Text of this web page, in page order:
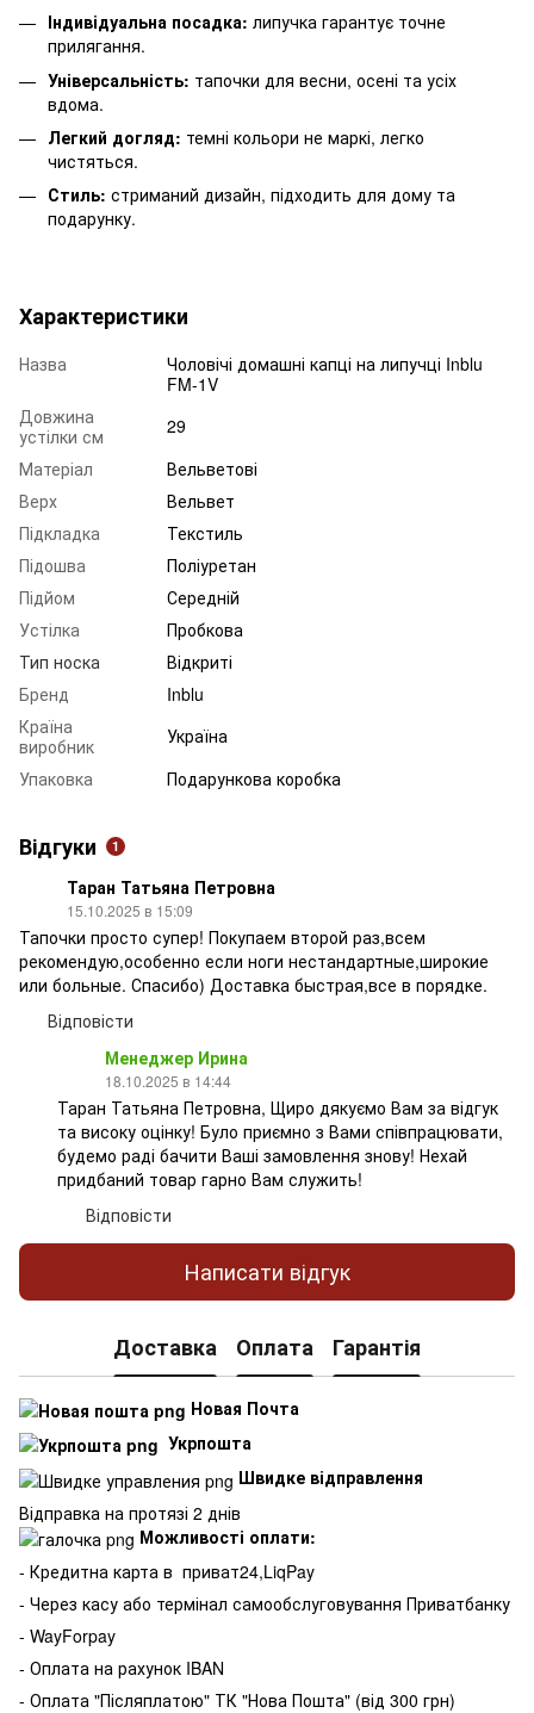
Індивідуальна посадка: липучка гарантує точне
прилягання.
Універсальність: тапочки для весни, осені та усіх
вдома.
Легкий догляд: темні кольори не маркі, легко
чистяться.
Стиль: стриманий дизайн, підходить для дому та
подарунку.
Характеристики
Назва
Чоловічі домашні капці на липучці Inblu
FM-1V
Довжина
устілки см
29
Матеріал
Вельветові
Верх
Вельвет
Підкладка
Текстиль
Підошва
Поліуретан
Підйом
Середній
Устілка
Пробкова
Тип носка
Відкриті
Бренд
Inblu
Країна
виробник
Україна
Упаковка
Подарункова коробка
Відгуки 1
Таран Татьяна Петровна
15.10.2025 в 15:09
Тапочки просто супер! Покупаем второй раз,всем
рекомендую,особенно если ноги нестандартные,широкие
или больные. Спасибо) Доставка быстрая,все в порядке.
Відповісти
Менеджер Ирина
18.10.2025 в 14:44
Таран Татьяна Петровна, Щиро дякуємо Вам за відгук
та високу оцінку! Було приємно з Вами співпрацювати,
будемо раді бачити Ваші замовлення знову! Нехай
придбаний товар гарно Вам служить!
Відповісти
Написати відгук
Доставка Оплата Гарантія
Новая Почта
Укрпошта
Швидке відправлення
Відправка на протязі 2 днів
Можливості оплати:
- Кредитна карта в приват24,LiqPay
- Через касу або термінал самообслуговування Приватбанку
- WayForpay
- Оплата на рахунок IBAN
- Оплата "Післяплатою" ТК "Нова Пошта" (від 300 грн)